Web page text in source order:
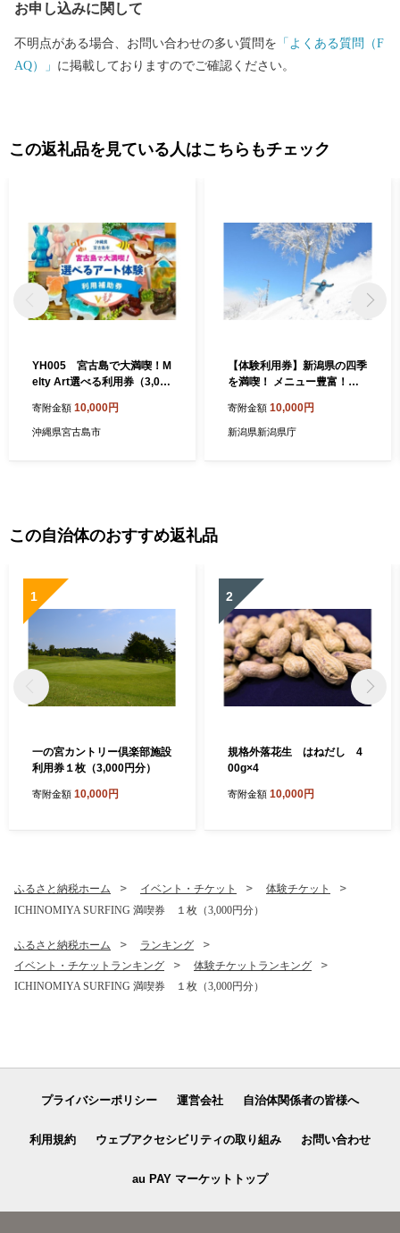
お申し込みに関して
不明点がある場合、お問い合わせの多い質問を 「よくある質問（F
AQ）」 に掲載しておりますのでご確認ください。
この返礼品を見ている人はこちらもチェック
YH005 宮古島で大満喫！M
elty Art選べる利用券（3,000
寄附金額 10,000円
沖縄県宮古島市
【体験利用券】新潟県の四季
を満喫！ メニュー豊富！（3
寄附金額 10,000円
新潟県新潟県庁
この自治体のおすすめ返礼品
1
一の宮カントリー倶楽部施設
利用券１枚（3,000円分）
寄附金額 10,000円
2
規格外落花生 はねだし 4
00g×4
寄附金額 10,000円
ふるさと納税ホーム イベント・チケット
体験チケット
ICHINOMIYA SURFING 満喫券 １枚（3,000円分）
ふるさと納税ホーム
ランキング
イベント・チケットランキング
体験チケットランキング
ICHINOMIYA SURFING 満喫券 １枚（3,000円分）
プライバシーポリシー 運営会社 自治体関係者の皆様へ
利用規約 ウェブアクセシビリティの取り組み お問い合わせ
au PAY マーケットトップ